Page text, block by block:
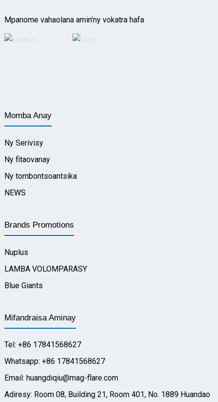
Mpanome vahaolana amin'ny vokatra hafa
Momba Anay
Ny Serivisy
Ny fitaovanay
Ny tombontsoantsika
NEWS
Brands Promotions
Nuplus
LAMBA VOLOMPARASY
Blue Giants
Mifandraisa Aminay
Tel: +86 17841568627
Whatsapp: +86 17841568627
Email: huangdiqiu@mag-flare.com
Adiresy: Room 08, Building 21, Room 401, No. 1889 Huandao